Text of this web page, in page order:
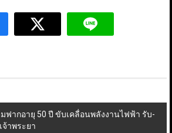
มฟากอายุ 50 ปี ขับเคลื่อนพลังงานไฟฟ้า รับ-
าพระยา